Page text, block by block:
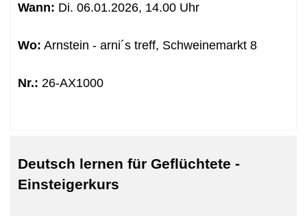
werden.
Wann: Di. 06.01.2026, 14.00 Uhr
Wo: Arnstein - arni´s treff, Schweinemarkt 8
Nr.: 26-AX1000
Deutsch lernen für Geflüchtete -
Einsteigerkurs